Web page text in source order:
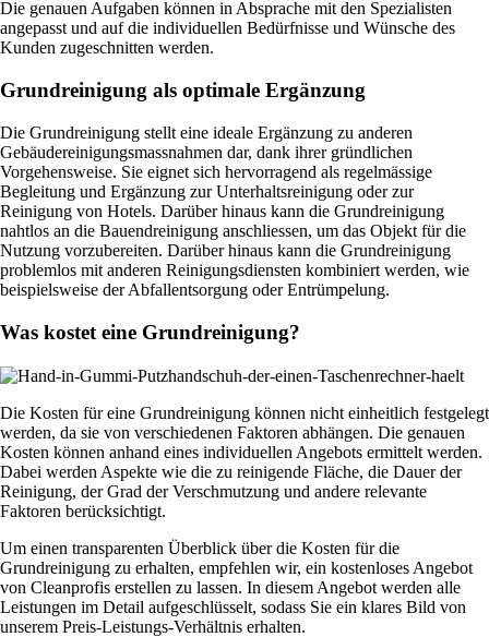
Die genauen Aufgaben können in Absprache mit den Spezialisten
angepasst und auf die individuellen Bedürfnisse und Wünsche des
Kunden zugeschnitten werden.
Grundreinigung als optimale Ergänzung
Die Grundreinigung stellt eine ideale Ergänzung zu anderen
Gebäudereinigungsmassnahmen dar, dank ihrer gründlichen
Vorgehensweise. Sie eignet sich hervorragend als regelmässige
Begleitung und Ergänzung zur Unterhaltsreinigung oder zur
Reinigung von Hotels. Darüber hinaus kann die Grundreinigung
nahtlos an die Bauendreinigung anschliessen, um das Objekt für die
Nutzung vorzubereiten. Darüber hinaus kann die Grundreinigung
problemlos mit anderen Reinigungsdiensten kombiniert werden, wie
beispielsweise der Abfallentsorgung oder Entrümpelung.
Was kostet eine Grundreinigung?
Die Kosten für eine Grundreinigung können nicht einheitlich festgelegt
werden, da sie von verschiedenen Faktoren abhängen. Die genauen
Kosten können anhand eines individuellen Angebots ermittelt werden.
Dabei werden Aspekte wie die zu reinigende Fläche, die Dauer der
Reinigung, der Grad der Verschmutzung und andere relevante
Faktoren berücksichtigt.
Um einen transparenten Überblick über die Kosten für die
Grundreinigung zu erhalten, empfehlen wir, ein kostenloses Angebot
von Cleanprofis erstellen zu lassen. In diesem Angebot werden alle
Leistungen im Detail aufgeschlüsselt, sodass Sie ein klares Bild von
unserem Preis-Leistungs-Verhältnis erhalten.